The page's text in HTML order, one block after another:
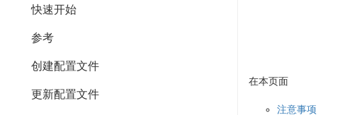
快速开始
参考
创建配置文件
更新配置文件
在本页面
注意事项